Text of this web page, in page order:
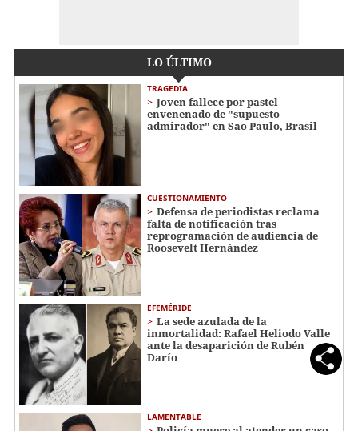
LO ÚLTIMO
TRAGEDIA
Joven fallece por pastel
envenenado de "supuesto
admirador" en Sao Paulo, Brasil
CUESTIONAMIENTO
Defensa de periodistas reclama
falta de notificación tras
reprogramación de audiencia de
Roosevelt Hernández
EFEMÉRIDE
La sede azulada de la
inmortalidad: Rafael Heliodo Valle
ante la desaparición de Rubén
Darío
LAMENTABLE